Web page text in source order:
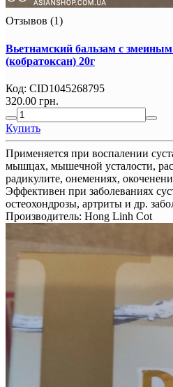
Отзывов (1)
Вьетнамский бальзам с
(кобратоксан) 20г
Код: CID1045268795
320.00 грн.
Купить
Применяется при воспалении
мышцах, мышечной усталости,
радикулите, онемениях,
Эффективен при заболеваниях
остеохондрозы, артриты и др.
Производитель: Hong Linh Cot